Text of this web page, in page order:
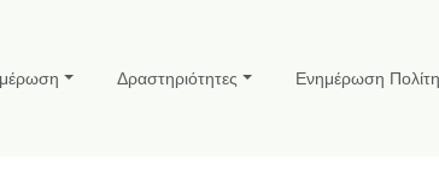
Δραστηριότητες Ενημέρωση Πολίτη